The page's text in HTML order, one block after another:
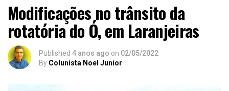
Modificações no trânsito da
rotatória do Ó, em Laranjeiras
Published 4 anos ago on 02/05/2022
By Colunista Noel Junior